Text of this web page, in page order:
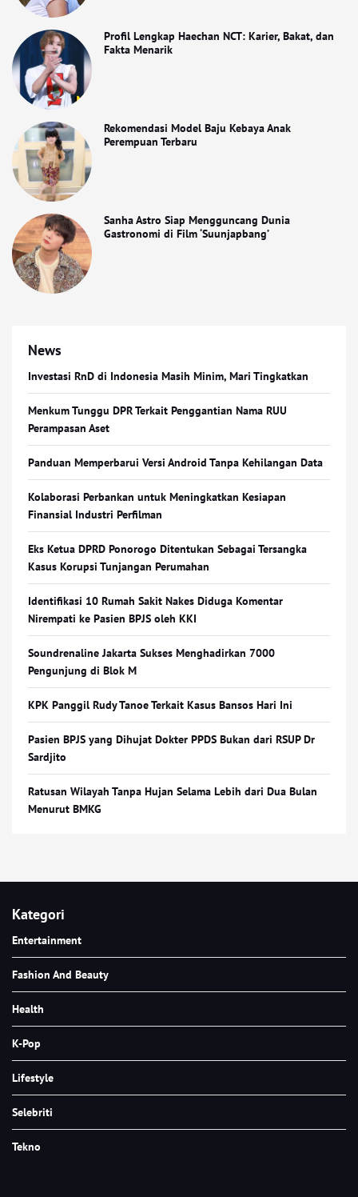
Profil Lengkap Haechan NCT: Karier, Bakat, dan
Fakta Menarik
Rekomendasi Model Baju Kebaya Anak
Perempuan Terbaru
Sanha Astro Siap Mengguncang Dunia
Gastronomi di Film ‘Suunjapbang’
News
Investasi RnD di Indonesia Masih Minim, Mari Tingkatkan
Menkum Tunggu DPR Terkait Penggantian Nama RUU
Perampasan Aset
Panduan Memperbarui Versi Android Tanpa Kehilangan Data
Kolaborasi Perbankan untuk Meningkatkan Kesiapan
Finansial Industri Perfilman
Eks Ketua DPRD Ponorogo Ditentukan Sebagai Tersangka
Kasus Korupsi Tunjangan Perumahan
Identifikasi 10 Rumah Sakit Nakes Diduga Komentar
Nirempati ke Pasien BPJS oleh KKI
Soundrenaline Jakarta Sukses Menghadirkan 7000
Pengunjung di Blok M
KPK Panggil Rudy Tanoe Terkait Kasus Bansos Hari Ini
Pasien BPJS yang Dihujat Dokter PPDS Bukan dari RSUP Dr
Sardjito
Ratusan Wilayah Tanpa Hujan Selama Lebih dari Dua Bulan
Menurut BMKG
Kategori
Entertainment
Fashion And Beauty
Health
K-Pop
Lifestyle
Selebriti
Tekno